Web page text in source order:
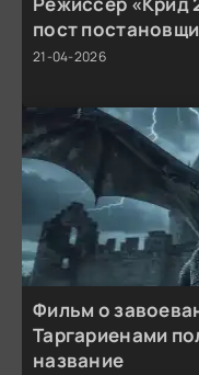
пост
21-04-2026
Фильм о
Таргариенами
название